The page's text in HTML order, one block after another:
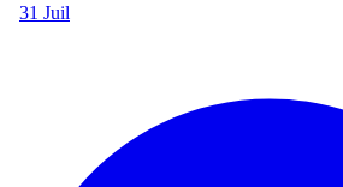
31 Juil